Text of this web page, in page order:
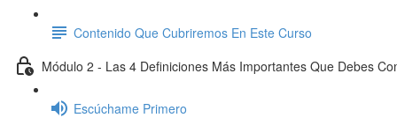
Contenido Que Cubriremos En Este Curso
Módulo 2 - Las 4 Definiciones Más Importantes Que Debes
Escúchame Primero